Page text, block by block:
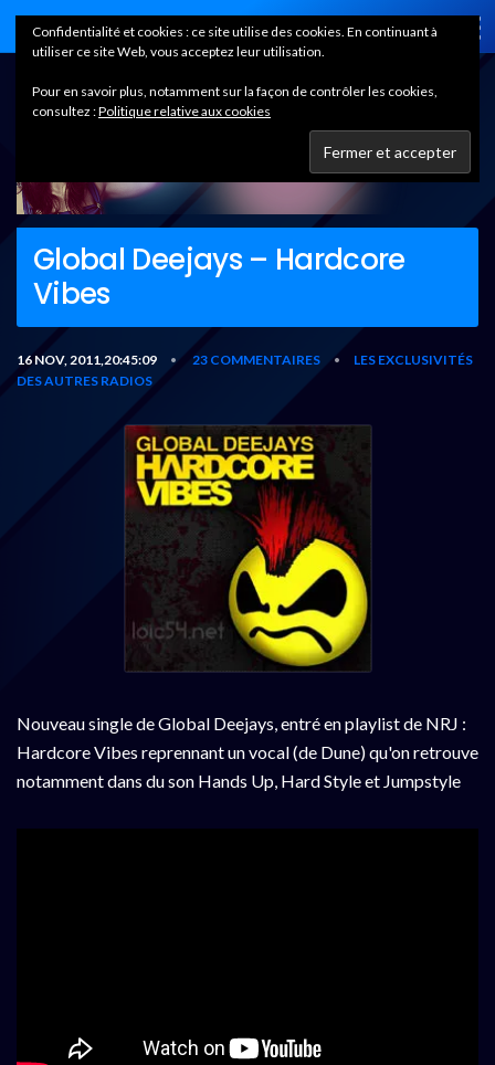
Home
Global Deejays – Hardcore
Vibes
16 NOV, 2011,20:45:09 • 23 COMMENTAIRES •
LES EXCLUSIVITÉS
DES AUTRES RADIOS
Nouveau single de Global Deejays, entré en playlist de NRJ :
Hardcore Vibes reprennant un vocal (de Dune) qu'on retrouve
notamment dans du son Hands Up, Hard Style et Jumpstyle
Confidentialité et cookies : ce site utilise des cookies. En continuant à
utiliser ce site Web, vous acceptez leur utilisation.
Pour en savoir plus, notamment sur la façon de contrôler les cookies,
consultez :Politique relative aux cookies